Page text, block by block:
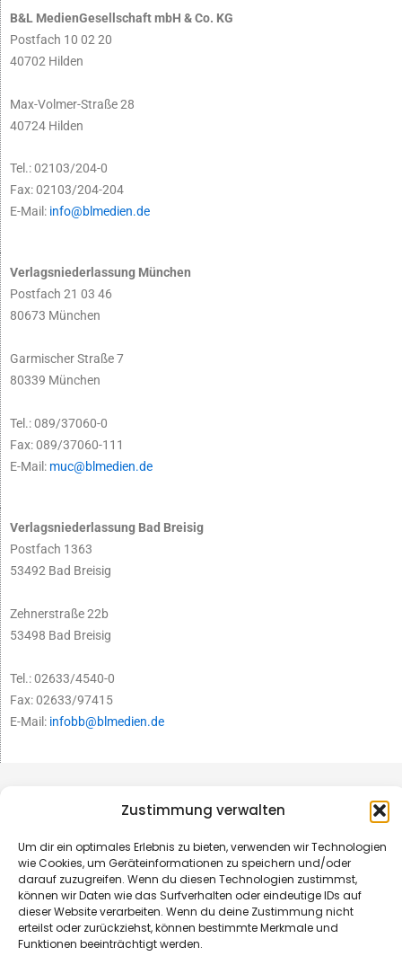
Zustimmung verwalten
Um dir ein optimales Erlebnis zu bieten, verwenden wir Technologien
wie Cookies, um Geräteinformationen zu speichern und/oder
darauf zuzugreifen. Wenn du diesen Technologien zustimmst,
können wir Daten wie das Surfverhalten oder eindeutige IDs auf
dieser Website verarbeiten. Wenn du deine Zustimmung nicht
erteilst oder zurückziehst, können bestimmte Merkmale und
Funktionen beeinträchtigt werden.
B&L MedienGesellschaft mbH & Co. KG
Postfach 10 02 20
40702 Hilden
Max-Volmer-Straße 28
40724 Hilden
Tel.: 02103/204-0
Fax: 02103/204-204
E-Mail: info@blmedien.de
Verlagsniederlassung München
Postfach 21 03 46
80673 München
Garmischer Straße 7
80339 München
Tel.: 089/37060-0
Fax: 089/37060-111
E-Mail: muc@blmedien.de
Verlagsniederlassung Bad Breisig
Postfach 1363
53492 Bad Breisig
Zehnerstraße 22b
53498 Bad Breisig
Tel.: 02633/4540-0
Fax: 02633/97415
E-Mail: infobb@blmedien.de